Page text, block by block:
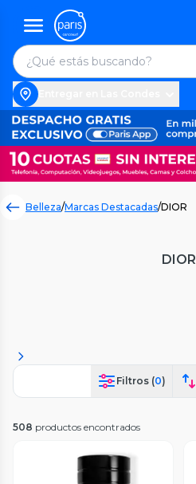
Belleza/Marcas Destacadas/DIOR
DIOR
Filtros (0)
508 productos encontrados